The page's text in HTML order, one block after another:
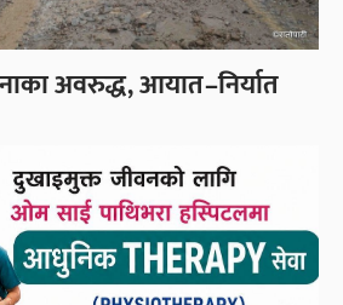
अवरुद्ध, आयात–निर्यात